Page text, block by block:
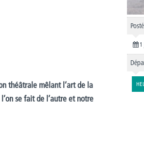
théâtrale mêlant l’art de la
se fait de l’autre et notre